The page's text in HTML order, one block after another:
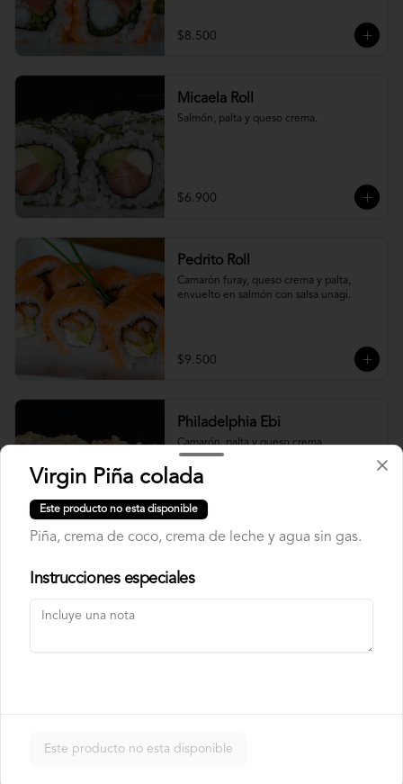
$8.500
Micaela Roll
Salmón, palta y queso crema.
$6.900
Pedrito Roll
Camarón furay, queso crema y palta,
envuelto en salmón con salsa unagi.
$9.500
Philadelphia Ebi
Camarón, palta y queso crema.
$7.500
Philadelphia Roll
Rainbow Roll
Virgin Piña colada
Este producto no esta disponible
Piña, crema de coco, crema de leche y agua sin gas.
Instrucciones especiales
Este producto no esta disponible